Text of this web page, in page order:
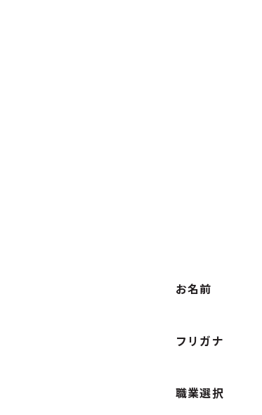
お名前
フリガナ
職業選択